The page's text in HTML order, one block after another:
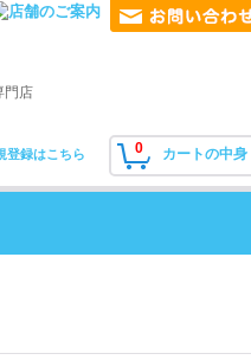
門店
0 カートの中身
登録はこちら